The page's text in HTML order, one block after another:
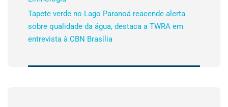
Tapete verde no Lago Paranoá reacende alerta
sobre qualidade da água, destaca a TWRA em
entrevista à CBN Brasília